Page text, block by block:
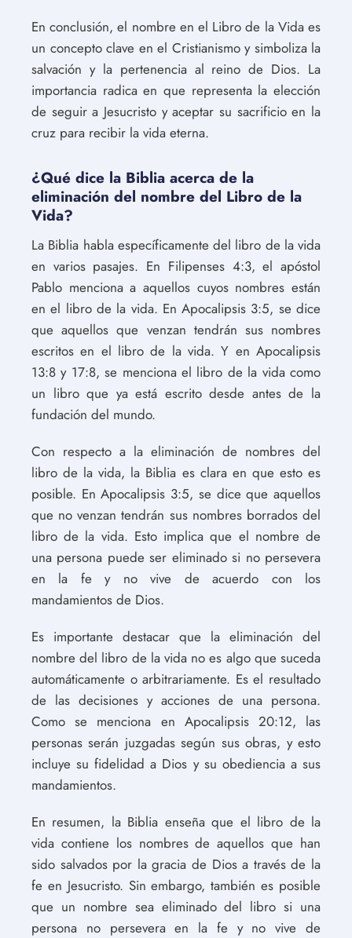
En conclusión, el nombre en el Libro de la Vida es
un concepto clave en el Cristianismo y simboliza la
salvación y la pertenencia al reino de Dios. La
importancia radica en que representa la elección
de seguir a Jesucristo y aceptar su sacrificio en la
cruz para recibir la vida eterna.
¿Qué dice la Biblia acerca de la
eliminación del nombre del Libro de la
Vida?
La Biblia habla específicamente del libro de la vida
en varios pasajes. En Filipenses 4:3, el apóstol
Pablo menciona a aquellos cuyos nombres están
en el libro de la vida. En Apocalipsis 3:5, se dice
que aquellos que venzan tendrán sus nombres
escritos en el libro de la vida. Y en Apocalipsis
13:8 y 17:8, se menciona el libro de la vida como
un libro que ya está escrito desde antes de la
fundación del mundo.
Con respecto a la eliminación de nombres del
libro de la vida, la Biblia es clara en que esto es
posible. En Apocalipsis 3:5, se dice que aquellos
que no venzan tendrán sus nombres borrados del
libro de la vida. Esto implica que el nombre de
una persona puede ser eliminado si no persevera
en la fe y no vive de acuerdo con los
mandamientos de Dios.
Es importante destacar que la eliminación del
nombre del libro de la vida no es algo que suceda
automáticamente o arbitrariamente. Es el resultado
de las decisiones y acciones de una persona.
Como se menciona en Apocalipsis 20:12, las
personas serán juzgadas según sus obras, y esto
incluye su fidelidad a Dios y su obediencia a sus
mandamientos.
En resumen, la Biblia enseña que el libro de la
vida contiene los nombres de aquellos que han
sido salvados por la gracia de Dios a través de la
fe en Jesucristo. Sin embargo, también es posible
que un nombre sea eliminado del libro si una
persona no persevera en la fe y no vive de